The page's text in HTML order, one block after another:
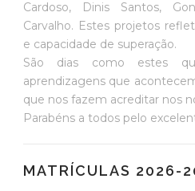
Cardoso, Dinis Santos,
Carvalho. Estes projetos
e capacidade de superação.
São dias como estes
aprendizagens que
que nos fazem acreditar nos
Parabéns a todos pelo
MATRÍCULAS 2026-